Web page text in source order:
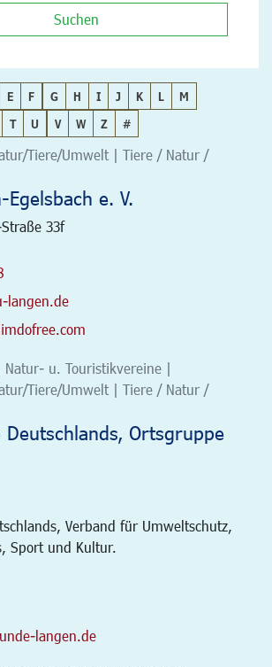
Suchen
E F G H I J K L
M
T U V W Z #
Tiere/Umwelt | Tiere / Natur /
Egelsbach e. V.
33f
langen.de
u. Touristikvereine |
Tiere/Umwelt | Tiere / Natur /
Ortsgruppe
Verband für Umweltschutz,
Sport und Kultur.
langen.de